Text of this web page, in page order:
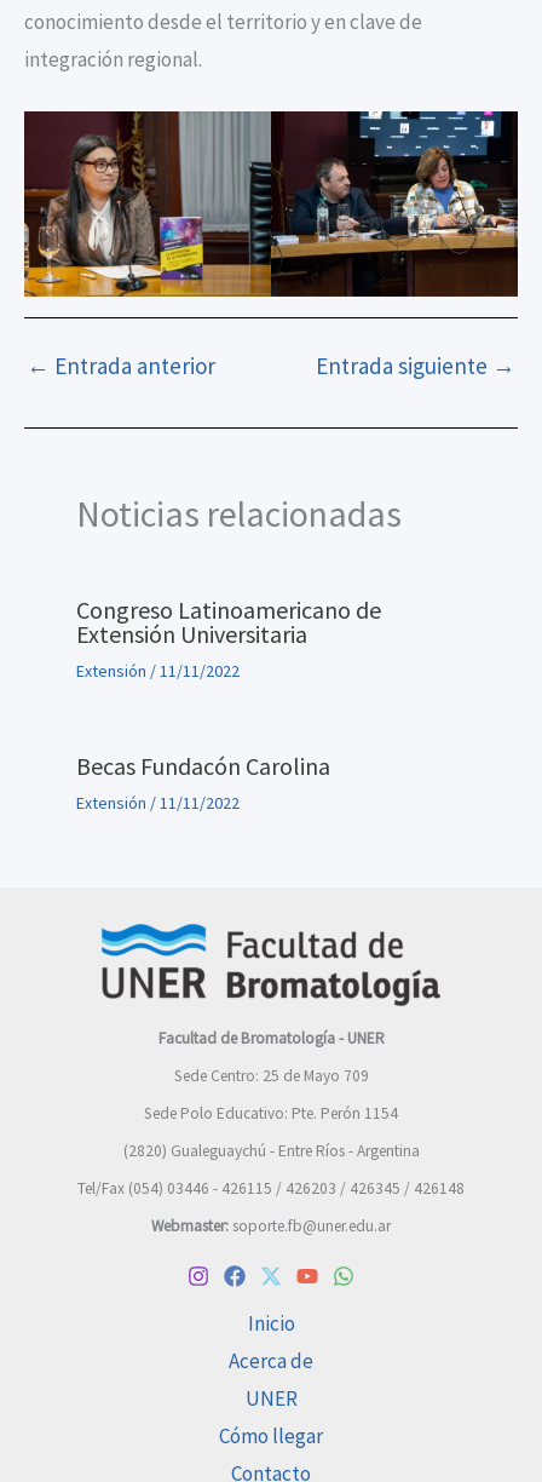
conocimiento desde el territorio y en clave de
integración regional.
← Entrada anterior Entrada siguiente →
Noticias relacionadas
Congreso Latinoamericano de
Extensión Universitaria
Extensión /11/11/2022
Becas Fundacón Carolina
Extensión /11/11/2022
Facultad de Bromatología - UNER
Sede Centro: 25 de Mayo 709
Sede Polo Educativo: Pte. Perón 1154
(2820) Gualeguaychú - Entre Ríos - Argentina
Tel/Fax (054) 03446 - 426115 / 426203 / 426345 / 426148
Webmaster: soporte.fb@uner.edu.ar
Inicio
Acerca de
UNER
Cómo llegar
Contacto